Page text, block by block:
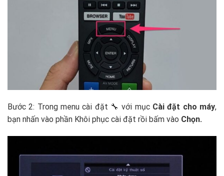
Bước 2: Trong menu cài đặt 🔧 với mục Cài đặt cho máy,
bạn nhấn vào phần Khôi phục cài đặt rồi bấm vào Chọn.